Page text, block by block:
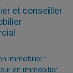
et conseiller